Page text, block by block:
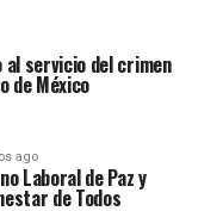
al servicio del crimen
de México
ago
Laboral de Paz y
de Todos